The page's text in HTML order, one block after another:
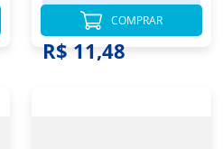
R$ 11,48
COMPRAR